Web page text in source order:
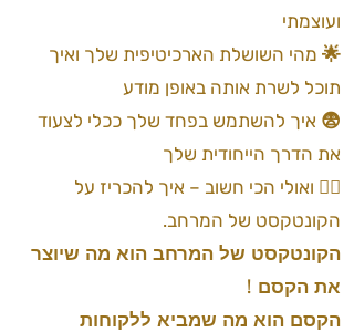
ועוצמתי
🌟 מהי השושלת הארכיטיפית שלך ואיך
תוכל לשרת אותה באופן מודע
😨 איך להשתמש בפחד שלך ככלי לצעוד
את הדרך הייחודית שלך
🧙‍♂️ ואולי הכי חשוב – איך להכריז על
הקונטקסט של המרחב.
הקונטקסט של המרחב הוא מה שיוצר
את הקסם !
הקסם הוא מה שמביא ללקוחות